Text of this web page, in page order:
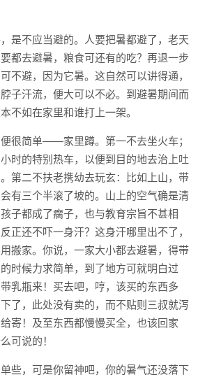
是不应当避的。人要把暑都避了，老天
都去避暑，粮食可还有的吃？再退一步
不避，因为它暑。这自然可以讲得通，
子汗流，便大可以不必。到避暑期间而
不如在家里和谁打上一架。
很简单——家里蹲。第一不去坐火车；
时的特别热车，以便到目的地去治上吐
第二不扶老携幼去玩玄：比如上山，带
有三个半滚了坡的。山上的空气确是清
子都成了瘸子，也与教育宗旨不甚相
正还不吓一身汗？这身汗哪里出不了，
搬家。你说，一家大小都去避暑，得带
时候力求简单，到了地方可就明白过
乳瓶来！买去吧，哼，该买的东西多
了，此处没有卖的，而不贴则三叔就泻
寄！及至东西都慢慢买全，也该回家
可说的！
些，可是你留神吧，你的暑气还没落下